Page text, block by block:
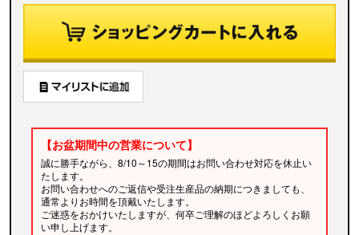
【お盆期間中の営業について】
誠に勝手ながら、8/10～15の期間はお問い合わせ対応を休止い
たします。
お問い合わせへのご返信や受注生産品の納期につきましても、
通常よりお時間を頂戴いたします。
ご迷惑をおかけいたしますが、何卒ご理解のほどよろしくお願
い申し上げます。